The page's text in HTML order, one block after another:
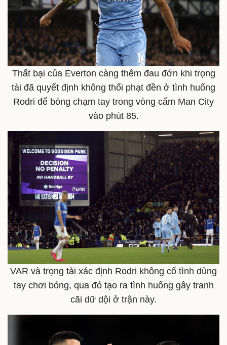
Thông tin doanh nghiệp
Doanh nghiệp 24h
Doanh nhân
Vì cộng đồng
Sành điệu
Tin Công nghệ
Trải nghiệm
Chuyển đổi số
Dinh dưỡng - món ngon
Thất bại của Everton càng thêm đau đớn khi trọng
tài đã quyết định không thổi phạt đền ở tình huống
Rodri để bóng chạm tay trong vòng cấm Man City
vào phút 85.
VAR và trọng tài xác định Rodri không cố tình dùng
tay chơi bóng, qua đó tạo ra tình huống gây tranh
cãi dữ dội ở trận này.